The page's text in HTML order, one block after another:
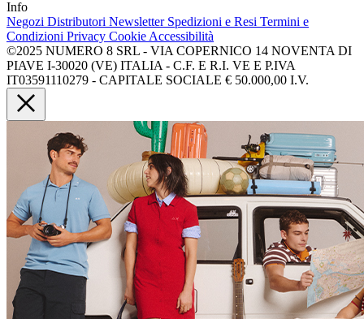
Info
Negozi Distributori Newsletter Spedizioni e Resi Termini e
Condizioni Privacy Cookie Accessibilità
©2025 NUMERO 8 SRL - VIA COPERNICO 14 NOVENTA DI
PIAVE I-30020 (VE) ITALIA - C.F. E R.I. VE E P.IVA
IT03591110279 - CAPITALE SOCIALE € 50.000,00 I.V.